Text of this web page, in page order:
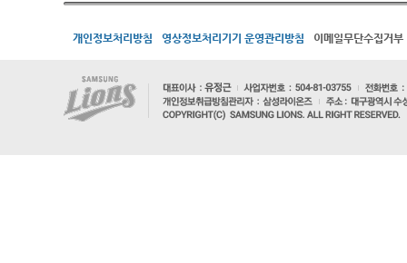
개인정보처리방침 영상정보처리기기 운영관리방침 이메일무단수집거부